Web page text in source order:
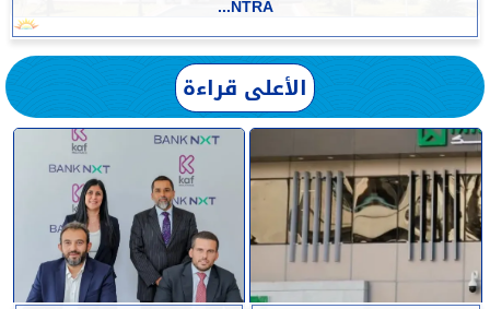
NTRA...
الأعلى قراءة